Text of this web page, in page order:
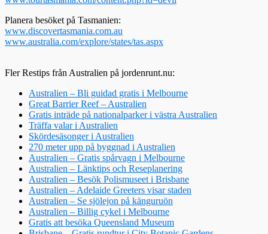
Planera besöket på Tasmanien:
www.discovertasmania.com.au
www.australia.com/explore/states/tas.aspx
Fler Restips från Australien på jordenrunt.nu:
Australien – Bli guidad gratis i Melbourne
Great Barrier Reef – Australien
Gratis inträde på nationalparker i västra Australien
Träffa valar i Australien
Skördesäsonger i Australien
270 meter upp på byggnad i Australien
Australien – Gratis spårvagn i Melbourne
Australien – Länktips och Reseplanering
Australien – Besök Polismuseet i Brisbane
Australien – Adelaide Greeters visar staden
Australien – Se sjölejon på känguruön
Australien – Billig cykel i Melbourne
Gratis att besöka Queensland Museum